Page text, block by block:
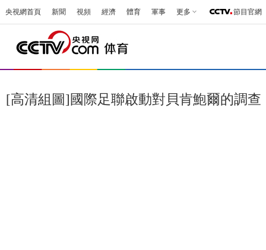
央視網首頁 新聞 視頻 經濟 體育 軍事 更多 節目官網
[高清組圖]國際足聯啟動對貝肯鮑爾的調查